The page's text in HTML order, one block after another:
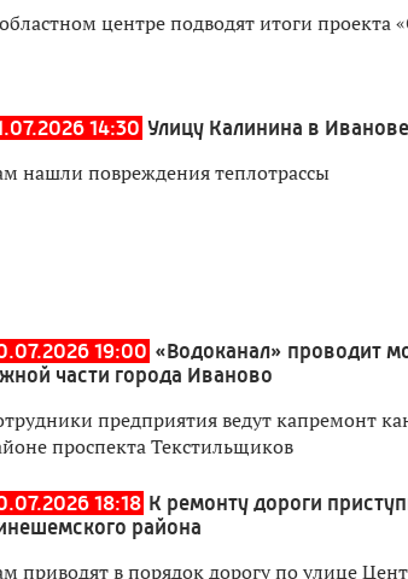
центре подводят итоги проекта
14:30 Улицу Калинина в
нашли повреждения теплотрассы
19:00 «Водоканал» проводит
части города Иваново
предприятия ведут капремонт
проспекта Текстильщиков
18:18 К ремонту дороги
района
приводят в порядок дорогу по улице